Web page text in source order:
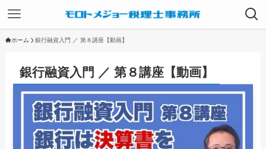
ホーム 銀行融資入門 ／ 第８講座【動画】
銀行融資入門 ／ 第８講座【動画】